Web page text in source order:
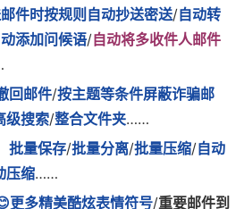
件时按规则自动抄送密送/自动转
添加问候语/自动将多收件人邮件
回邮件/按主题等条件屏蔽诈骗邮
级搜索/整合文件夹……
批量保存/批量分离/批量压缩/自动
压缩……
更多精美酷炫表情符号/重要邮件到